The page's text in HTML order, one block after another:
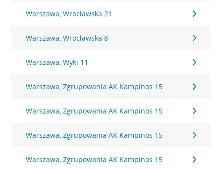
Warszawa, Wrocławska 21
Warszawa, Wrocławska 8
Warszawa, Wyki 11
Warszawa, Zgrupowania AK Kampinos 15
Warszawa, Zgrupowania AK Kampinos 15
Warszawa, Zgrupowania AK Kampinos 15
Warszawa, Zgrupowania AK Kampinos 15